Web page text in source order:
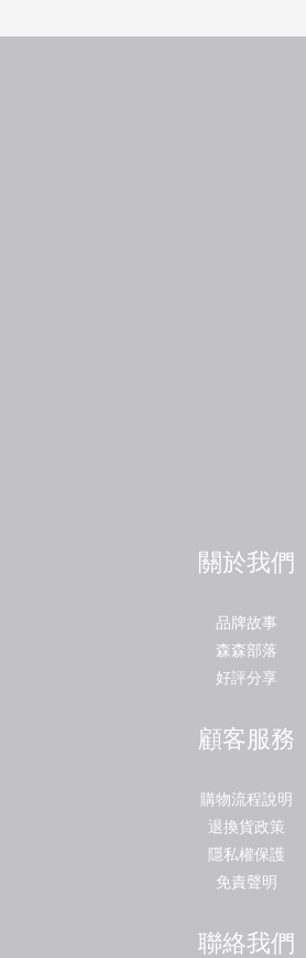
關於我們
品牌故事
森森部落
好評分享
顧客服務
購物流程說明
退換貨政策
隱私權保護
免責聲明
聯絡我們